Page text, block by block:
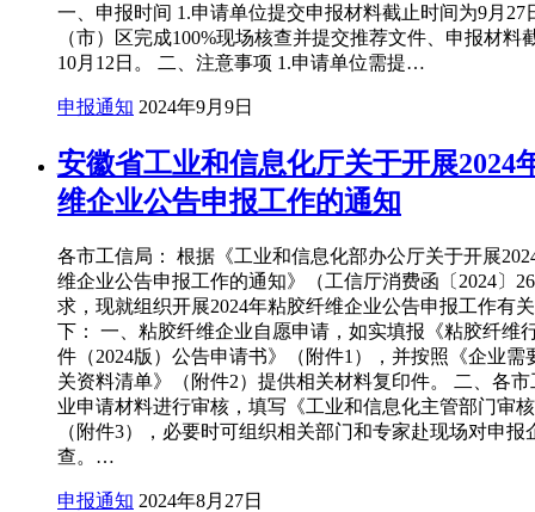
一、申报时间 1.申请单位提交申报材料截止时间为9月27
（市）区完成100%现场核查并提交推荐文件、申报材料
10月12日。 二、注意事项 1.申请单位需提…
申报通知 2024年9月9日
安徽省工业和信息化厅关于开展2024
维企业公告申报工作的通知
各市工信局： 根据《工业和信息化部办公厅关于开展
维企业公告申报工作的通知》（工信厅消费函〔2024〕
求，现就组织开展2024年粘胶纤维企业公告申报工作有
下： 一、粘胶纤维企业自愿申请，如实填报《粘胶纤维
件（2024版）公告申请书》（附件1），并按照《企业需
关资料清单》（附件2）提供相关材料复印件。 二、各
业申请材料进行审核，填写《工业和信息化主管部门审
（附件3），必要时可组织相关部门和专家赴现场对申报
查。…
申报通知 2024年8月27日